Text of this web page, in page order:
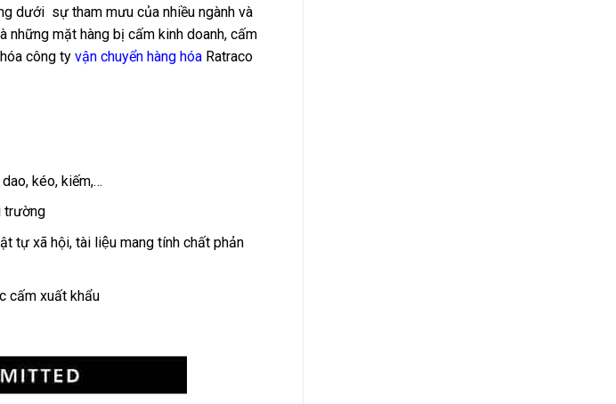
dưới sự tham mưu của nhiều ngành và
mặt hàng bị cấm kinh doanh, cấm
công ty vận chuyển hàng hóa Ratraco
kéo, kiếm,…
trường
tự xã hội, tài liệu mang tính chất phản
cấm xuất khẩu